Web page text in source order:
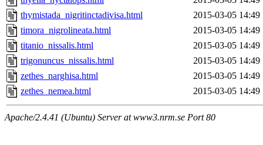
thymistada_nigritinctadivisa.html
2015-03-05 14:49
timora_nigrolineata.html
2015-03-05 14:49
titanio_nissalis.html
2015-03-05 14:49
trigonuncus_nissalis.html
2015-03-05 14:49
zethes_narghisa.html
2015-03-05 14:49
zethes_nemea.html
2015-03-05 14:49
Apache/2.4.41 (Ubuntu) Server at www3.nrm.se Port 80